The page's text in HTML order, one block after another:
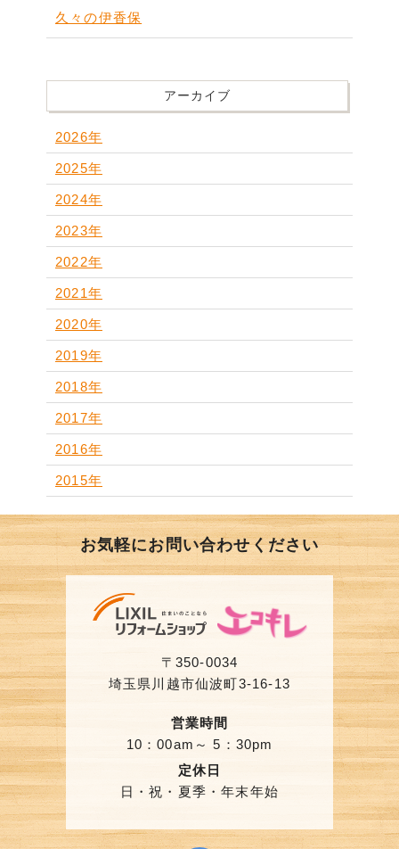
久々の伊香保
アーカイブ
2026年
2025年
2024年
2023年
2022年
2021年
2020年
2019年
2018年
2017年
2016年
2015年
お気軽にお問い合わせください
〒350-0034
埼玉県川越市仙波町3-16-13
営業時間
10：00am～ 5：30pm
定休日
日・祝・夏季・年末年始